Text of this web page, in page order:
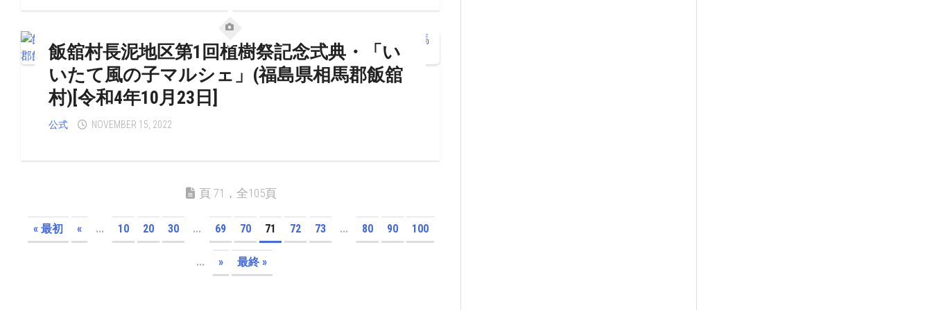
飯舘村長泥地区第1回植樹祭記念式典・「い
いたて風の子マルシェ」(福島県相馬郡飯舘
村)[令和4年10月23日]
公式 NOVEMBER 15, 2022
頁 71，全105頁
« 最初 « ... 10 20 30 ... 69 70 71 72 73 ... 80 90 100
... » 最終 »